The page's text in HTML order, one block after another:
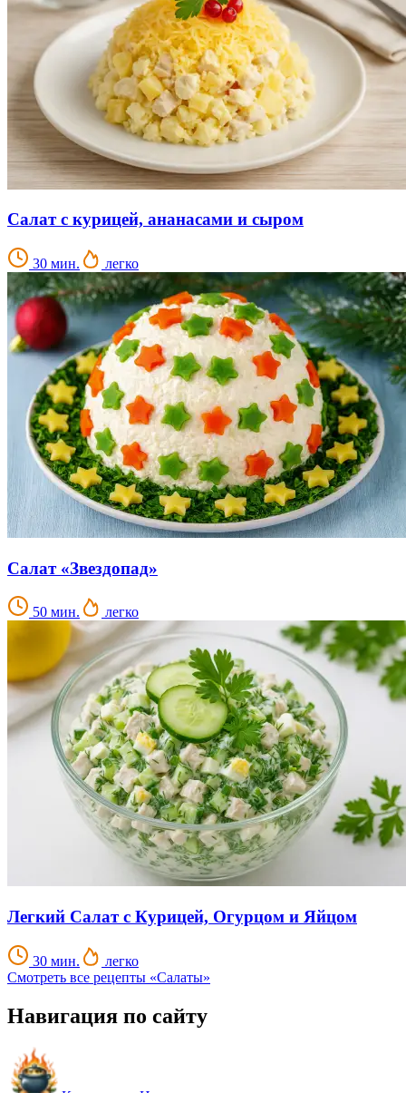
Салат с курицей, ананасами и сыром
30 мин. легко
Салат «Звездопад»
50 мин. легко
Легкий Салат с Курицей, Огурцом и Яйцом
30 мин.
легко
Смотреть все рецепты «Салаты»
Навигация по сайту